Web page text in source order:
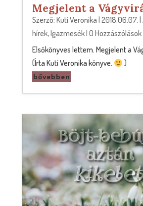
Megjelent a
Szerző: Kuti Veronika | 2018.06.07. |
hírek,Igazmesék| 0 Hozzászólások
Elsőkönyves lettem. Megjelent a
(Írta Kuti Veronika könyve.
)
bővebben